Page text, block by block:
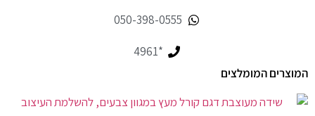
050-398-0555
*4961
המוצרים המומלצים